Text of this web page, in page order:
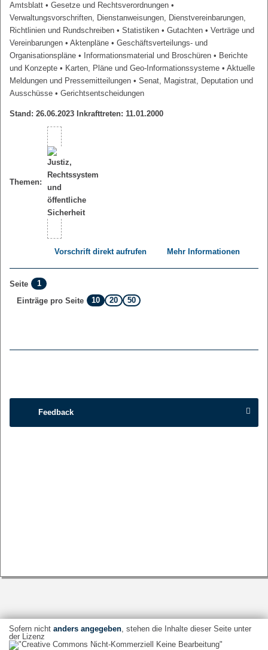
Amtsblatt • Gesetze und Rechtsverordnungen •
Verwaltungsvorschriften, Dienstanweisungen, Dienstvereinbarungen,
Richtlinien und Rundschreiben • Statistiken • Gutachten • Verträge und
Vereinbarungen • Aktenpläne • Geschäftsverteilungs- und
Organisationspläne • Informationsmaterial und Broschüren • Berichte
und Konzepte • Karten, Pläne und Geo-Informationssysteme • Aktuelle
Meldungen und Pressemitteilungen • Senat, Magistrat, Deputation und
Ausschüsse • Gerichtsentscheidungen
Stand: 26.06.2023 Inkrafttreten: 11.01.2000
Themen:
Vorschrift direkt aufrufen Mehr Informationen
Seite
1
Einträge pro Seite
10 20 50
Feedback
Sofern nicht anders angegeben, stehen die Inhalte dieser Seite unter
der Lizenz